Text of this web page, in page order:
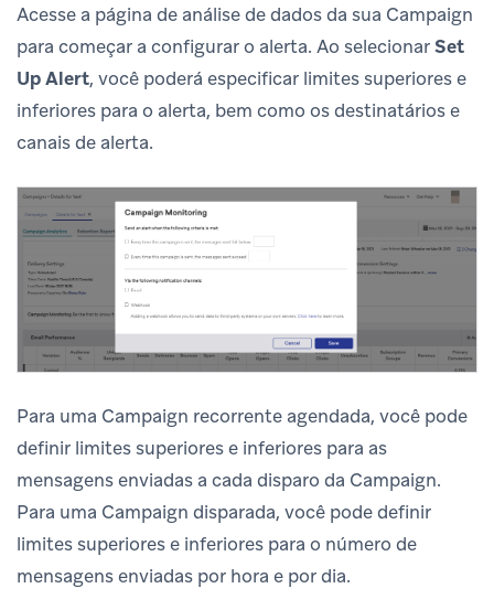
Acesse a página de análise de dados da sua Campaign
para começar a configurar o alerta. Ao selecionarSet
Up Alert, você poderá especificar limites superiores e
inferiores para o alerta, bem como os destinatários e
canais de alerta.
Para uma Campaign recorrente agendada, você pode
definir limites superiores e inferiores para as
mensagens enviadas a cada disparo da Campaign.
Para uma Campaign disparada, você pode definir
limites superiores e inferiores para o número de
mensagens enviadas por hora e por dia.